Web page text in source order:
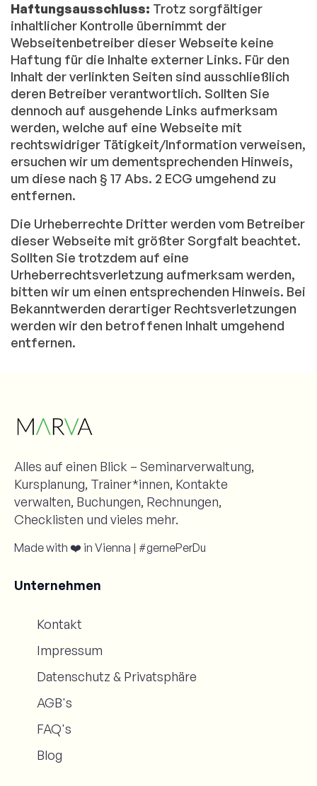
Haftungsausschluss: Trotz sorgfältiger
inhaltlicher Kontrolle übernimmt der
Webseitenbetreiber dieser Webseite keine
Haftung für die Inhalte externer Links. Für den
Inhalt der verlinkten Seiten sind ausschließlich
deren Betreiber verantwortlich. Sollten Sie
dennoch auf ausgehende Links aufmerksam
werden, welche auf eine Webseite mit
rechtswidriger Tätigkeit/Information verweisen,
ersuchen wir um dementsprechenden Hinweis,
um diese nach § 17 Abs. 2 ECG umgehend zu
entfernen.
Die Urheberrechte Dritter werden vom Betreiber
dieser Webseite mit größter Sorgfalt beachtet.
Sollten Sie trotzdem auf eine
Urheberrechtsverletzung aufmerksam werden,
bitten wir um einen entsprechenden Hinweis. Bei
Bekanntwerden derartiger Rechtsverletzungen
werden wir den betroffenen Inhalt umgehend
entfernen.
Alles auf einen Blick – Seminarverwaltung,
Kursplanung, Trainer*innen, Kontakte
verwalten, Buchungen, Rechnungen,
Checklisten und vieles mehr.
Made with ❤️ in Vienna | #gernePerDu
Unternehmen
Kontakt
Impressum
Datenschutz & Privatsphäre
AGB's
FAQ's
Blog